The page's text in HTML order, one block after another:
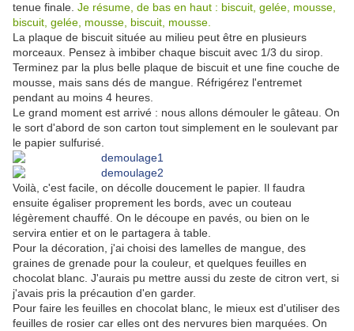
tenue finale. Je résume, de bas en haut : biscuit, gelée, mousse,
biscuit, gelée, mousse, biscuit, mousse.
La plaque de biscuit située au milieu peut être en plusieurs
morceaux. Pensez à imbiber chaque biscuit avec 1/3 du sirop.
Terminez par la plus belle plaque de biscuit et une fine couche de
mousse, mais sans dés de mangue. Réfrigérez l'entremet
pendant au moins 4 heures.
Le grand moment est arrivé : nous allons démouler le gâteau. On
le sort d'abord de son carton tout simplement en le soulevant par
le papier sulfurisé.
Voilà, c'est facile, on décolle doucement le papier. Il faudra
ensuite égaliser proprement les bords, avec un couteau
légèrement chauffé. On le découpe en pavés, ou bien on le
servira entier et on le partagera à table.
Pour la décoration, j'ai choisi des lamelles de mangue, des
graines de grenade pour la couleur, et quelques feuilles en
chocolat blanc. J'aurais pu mettre aussi du zeste de citron vert, si
j'avais pris la précaution d'en garder.
Pour faire les feuilles en chocolat blanc, le mieux est d'utiliser des
feuilles de rosier car elles ont des nervures bien marquées. On